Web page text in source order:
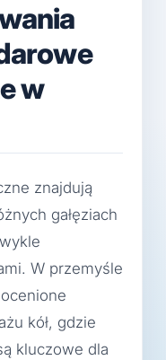
w
znajdują
gałęziach
W przemyśle
kół, gdzie
kluczowe dla